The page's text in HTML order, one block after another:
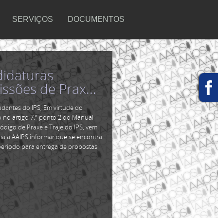
SERVIÇOS DOCUMENTOS
de Prax...
do IPS, Em virtude do
no artigo 7.º ponto 2 do Manual
de Praxe e Traje do IPS, vem
a AAIPS informar que se encontra
para entrega de propostas
Académica
20...
de Setúbal 2026 está a
já na tua agenda! É o evento de
e de maior riqueza a nível
do distrito Sadino! Esta
realiza-se de 26 a 31...